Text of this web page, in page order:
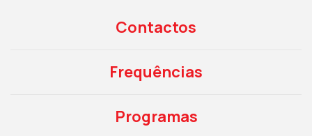
Contactos
Frequências
Programas